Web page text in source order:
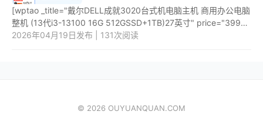
[wptao _title="戴尔DELL成就3020台式机电脑主机 商用办公电脑
整机 (13代i3-13100 16G 512GSSD+1TB)27英寸" price="3999"
url="https://item.jd.com/100046675042.html"
2026年04月19日发布 | 131次阅读
© 2026 OUYUANQUAN.COM